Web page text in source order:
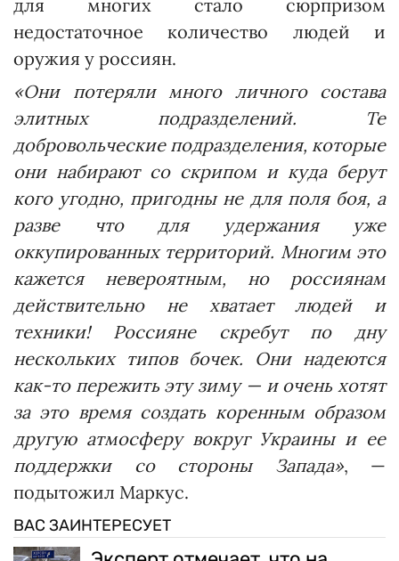
для многих стало сюрпризом
недостаточное количество людей и
оружия у россиян.
«Они потеряли много личного состава
элитных подразделений. Те
добровольческие подразделения, которые
они набирают со скрипом и куда берут
кого угодно, пригодны не для поля боя, а
разве что для удержания уже
оккупированных территорий. Многим это
кажется невероятным, но россиянам
действительно не хватает людей и
техники! Россияне скребут по дну
нескольких типов бочек. Они надеются
как-то пережить эту зиму — и очень хотят
за это время создать коренным образом
другую атмосферу вокруг Украины и ее
поддержки со стороны Запада», —
подытожил Маркус.
ВАС ЗАИНТЕРЕСУЕТ